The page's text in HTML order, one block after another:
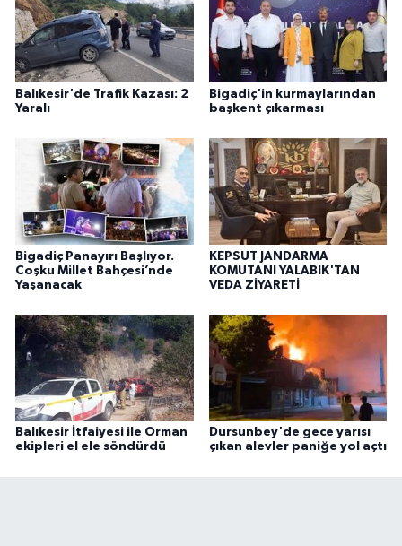
Balıkesir'de Trafik Kazası: 2
Yaralı
Bigadiç'in kurmaylarından
başkent çıkarması
Bigadiç Panayırı Başlıyor.
Coşku Millet Bahçesi’nde
Yaşanacak
KEPSUT JANDARMA
KOMUTANI YALABIK'TAN
VEDA ZİYARETİ
Balıkesir İtfaiyesi ile Orman
ekipleri el ele söndürdü
Dursunbey'de gece yarısı
çıkan alevler paniğe yol açtı